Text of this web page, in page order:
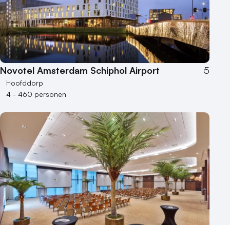
Museum
Theater
Varende locatie
Novotel Amsterdam Schiphol Airport 5
Hoofddorp
4 - 460 personen